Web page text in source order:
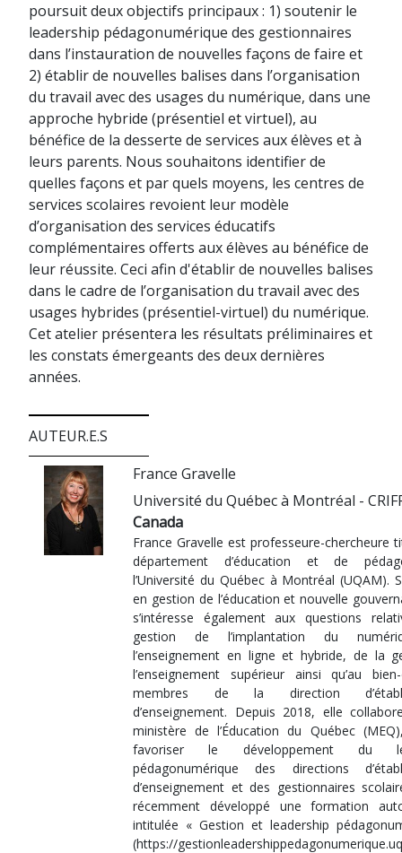
poursuit deux objectifs principaux : 1) soutenir le
leadership pédagonumérique des gestionnaires
dans l’instauration de nouvelles façons de faire et
2) établir de nouvelles balises dans l’organisation
du travail avec des usages du numérique, dans une
approche hybride (présentiel et virtuel), au
bénéfice de la desserte de services aux élèves et à
leurs parents. Nous souhaitons identifier de
quelles façons et par quels moyens, les centres de
services scolaires revoient leur modèle
d’organisation des services éducatifs
complémentaires offerts aux élèves au bénéfice de
leur réussite. Ceci afin d'établir de nouvelles balises
dans le cadre de l’organisation du travail avec des
usages hybrides (présentiel-virtuel) du numérique.
Cet atelier présentera les résultats préliminaires et
les constats émergeants des deux dernières
années.
AUTEUR.E.S
France Gravelle
Université du Québec à Montréal -
Canada
France Gravelle est professeure-chercheure
département d’éducation et de
l’Université du Québec à Montréal (UQAM).
en gestion de l’éducation et nouvelle
s’intéresse également aux questions
gestion de l’implantation du
l’enseignement en ligne et hybride, de la
l’enseignement supérieur ainsi qu’au
membres de la direction
d’enseignement. Depuis 2018, elle
ministère de l’Éducation du Québec
favoriser le développement du
pédagonumérique des directions
d’enseignement et des gestionnaires
récemment développé une formation
intitulée « Gestion et leadership
(https://